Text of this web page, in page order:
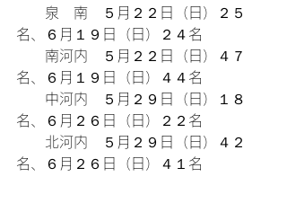
泉　南　５月２２日（日）２５
名、６月１９日（日）２４名
南河内　５月２２日（日）４７
名、６月１９日（日）４４名
中河内　５月２９日（日）１８
名、６月２６日（日）２２名
北河内　５月２９日（日）４２
名、６月２６日（日）４１名